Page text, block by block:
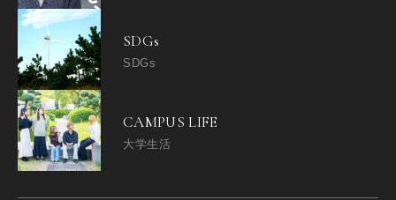
SDGs
SDGs
CAMPUS LIFE
大学生活